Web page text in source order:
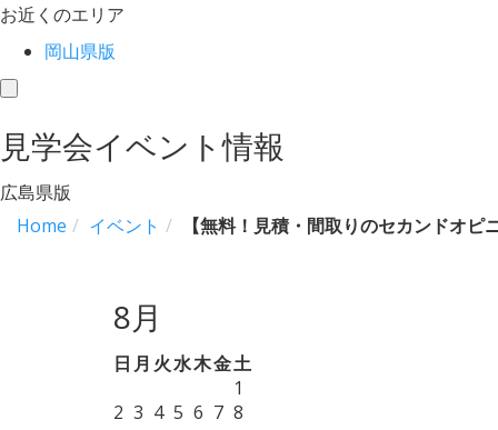
お近くのエリア
岡山県版
toggle
見学会イベント情報
広島県版
Home
イベント 【無料！見積・間取りのセカンドオピ
8月
日 月 火水木金土
1
2 3 4 5 6 7 8